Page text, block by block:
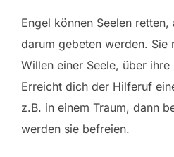
Engel können Seelen
darum gebeten werden. Sie
Willen einer Seele, über ihre
Erreicht dich der Hilferuf
z.B. in einem Traum, dann
werden sie befreien.